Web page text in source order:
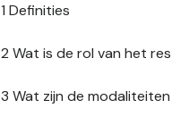
1 Definities
2 Wat is de rol van het
3 Wat zijn de